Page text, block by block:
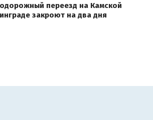
переезд на Камской
закроют на два дня